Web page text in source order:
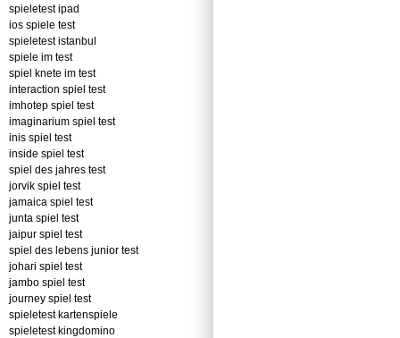
spieletest ipad
ios spiele test
spieletest istanbul
spiele im test
spiel knete im test
interaction spiel test
imhotep spiel test
imaginarium spiel test
inis spiel test
inside spiel test
spiel des jahres test
jorvik spiel test
jamaica spiel test
junta spiel test
jaipur spiel test
spiel des lebens junior test
johari spiel test
jambo spiel test
journey spiel test
spieletest kartenspiele
spieletest kingdomino